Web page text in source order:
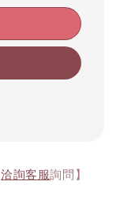
洽詢客服詢問】